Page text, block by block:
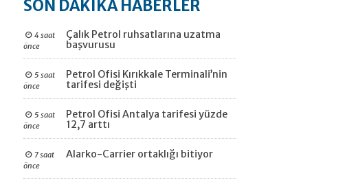
SON DAKİKA HABERLER
4 saat
önce
Çalık Petrol ruhsatlarına uzatma
başvurusu
5 saat
önce
Petrol Ofisi Kırıkkale Terminali’nin
tarifesi değişti
5 saat
önce
Petrol Ofisi Antalya tarifesi yüzde
12,7 arttı
7 saat
önce
Alarko-Carrier ortaklığı bitiyor